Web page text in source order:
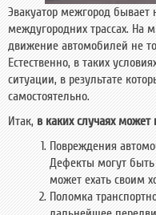
Эвакуатор межгород
междугородних трассах. На
движение автомобилей не
Естественно, в таких
ситуации, в результате
самостоятельно.
Итак, в каких случаях может
Повреждения
Дефекты могут
может ехать своим
Поломка